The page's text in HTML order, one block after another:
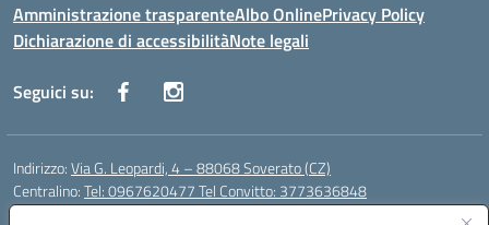
Amministrazione trasparenteAlbo OnlinePrivacy Policy
Dichiarazione di accessibilitàNote legali
Seguici su:
Indirizzo:Via G. Leopardi, 4 – 88068 Soverato (CZ)
Centralino:Tel: 0967620477 Tel Convitto: 3773636848
Email: